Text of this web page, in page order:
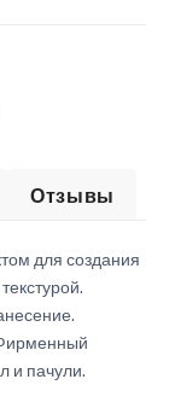
Отзывы
для создания
и пачули.